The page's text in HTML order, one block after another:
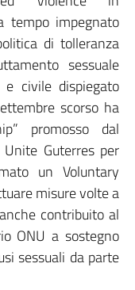
tempo impegnato
di tolleranza
sessuale
civile dispiegato
scorso ha
promosso dal
Guterres per
un Voluntary
misure volte a
contribuito al
ONU a sostegno
sessuali da parte